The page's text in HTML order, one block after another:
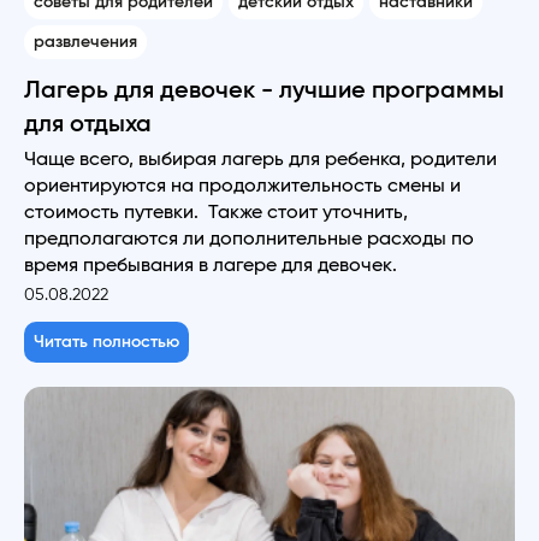
развлечения
Лагерь для девочек - лучшие программы
для отдыха
Чаще всего, выбирая лагерь для ребенка, родители
ориентируются на продолжительность смены и
стоимость путевки. Также стоит уточнить,
предполагаются ли дополнительные расходы по
время пребывания в лагере для девочек.
05.08.2022
Читать полностью